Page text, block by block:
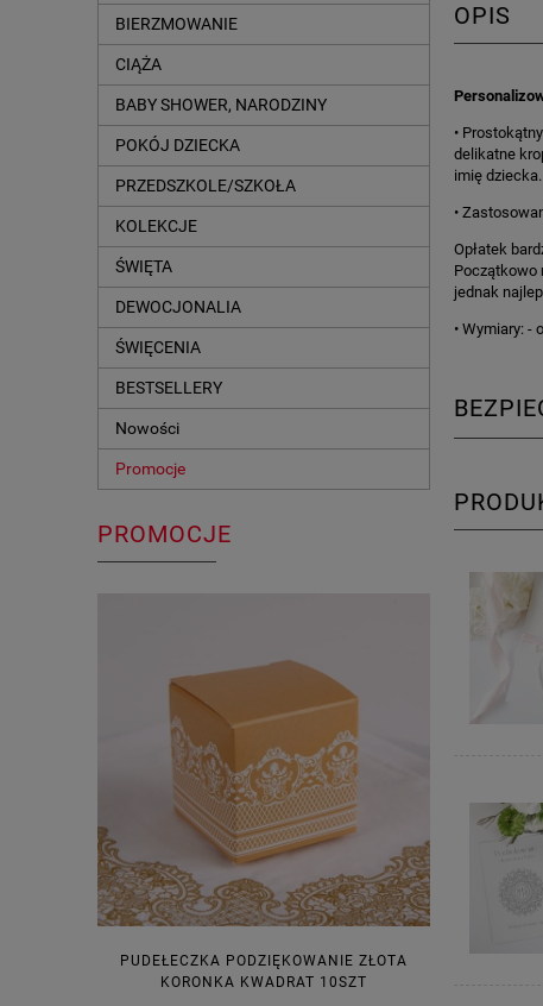
BIERZMOWANIE
CIĄŻA
BABY SHOWER, NARODZINY
POKÓJ DZIECKA
PRZEDSZKOLE/SZKOŁA
KOLEKCJE
ŚWIĘTA
DEWOCJONALIA
ŚWIĘCENIA
BESTSELLERY
Nowości
Promocje
PROMOCJE
PUDEŁECZKA PODZIĘKOWANIE ZŁOTA
KORONKA KWADRAT 10SZT
OPIS
•
delikatne
imię dziecka.
•
Opłatek
Początkowo
jednak
• Wymiary: -